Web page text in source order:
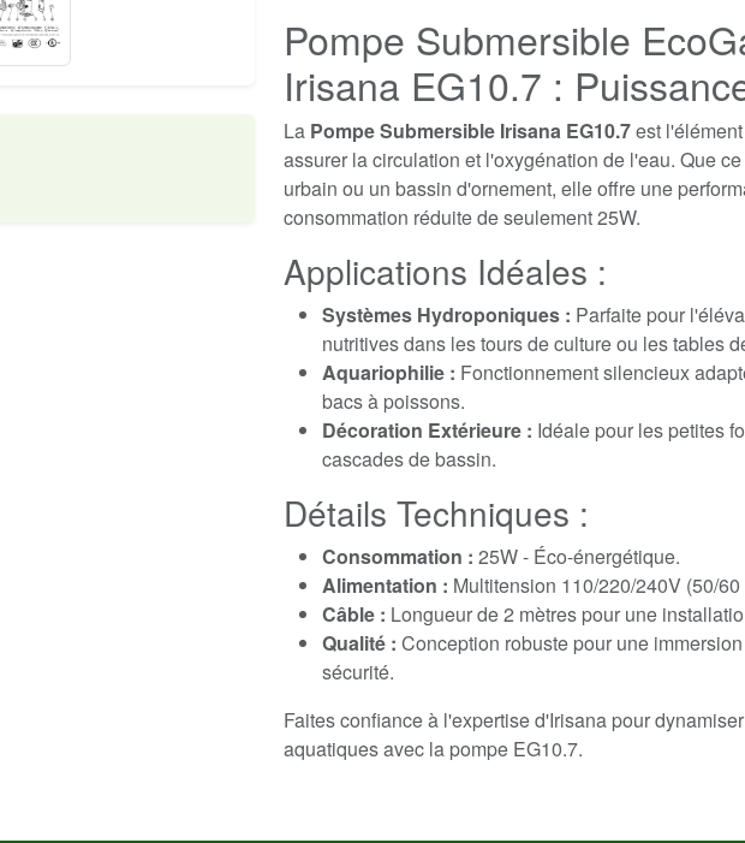
Pompe Submersible
Irisana EG10.7 :
La Pompe Submersible Irisana EG10.7est
assurer la circulation et l'oxygénation de l'eau. Que
urbain ou un bassin d'ornement, elle offre une
consommation réduite de seulement 25W.
Applications Idéales :
Systèmes Hydroponiques : Parfaite pour
nutritives dans les tours de culture ou les tables
Aquariophilie : Fonctionnement silencieux
bacs à poissons.
Décoration Extérieure : Idéale pour les petites
cascades de bassin.
Détails Techniques :
Consommation : 25W - Éco-énergétique.
Alimentation : Multitension 110/220/240V (50/60
Câble : Longueur de 2 mètres pour une
Qualité : Conception robuste pour une
sécurité.
Faites confiance à l'expertise d'Irisana pour
aquatiques avec la pompe EG10.7.